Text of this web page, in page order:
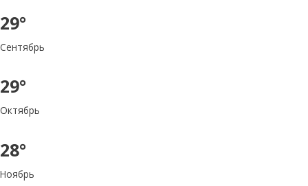
29°
Сентябрь
29°
Октябрь
28°
Ноябрь